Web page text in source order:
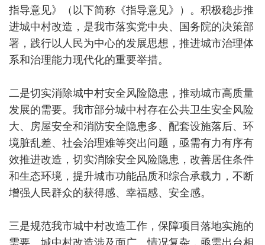
指导意见》（以下简称《指导意见》）。积极稳步推
进城中村改造，是我市落实党中央、国务院的决策部
署，践行以人民为中心的发展思想，推进城市治理体
系和治理能力现代化的重要举措。
二是切实消除城中村安全风险隐患，推动城市高质量
发展的需要。我市部分城中村存在公共卫生安全风险
大、房屋安全和消防安全隐患多、配套设施落后、环
境脏乱差、社会治理难等突出问题，亟需有力有序有
效推进改造，切实消除安全风险隐患，改善居住条件
和生态环境，提升城市功能品质和综合承载力，不断
增强人民群众的获得感、幸福感、安全感。
三是规范我市城中村改造工作，保障项目落地实施的
需要。城中村改造涉及面广、情况复杂，亟需出台相